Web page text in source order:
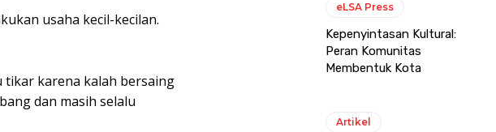
usaha kecil-kecilan.
tikar karena kalah bersaing
dan masih selalu
eLSA Press
Kepenyintasan Kultural:
Peran Komunitas
Membentuk Kota
Artikel